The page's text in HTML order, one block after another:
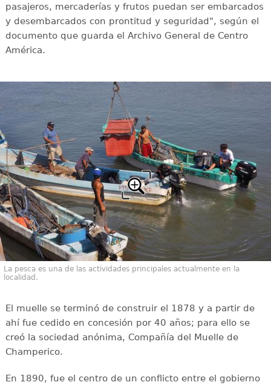
pasajeros, mercaderías y frutos puedan ser embarcados
y desembarcados con prontitud y seguridad", según el
documento que guarda el Archivo General de Centro
América.
La pesca es una de las actividades principales actualmente en la
localidad.
El muelle se terminó de construir el 1878 y a partir de
ahí fue cedido en concesión por 40 años; para ello se
creó la sociedad anónima, Compañía del Muelle de
Champerico.
En 1890, fue el centro de un conflicto entre el gobierno